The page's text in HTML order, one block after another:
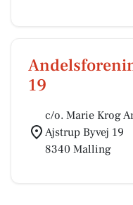
19
c/o. Marie Krog
Ajstrup Byvej 19
8340 Malling